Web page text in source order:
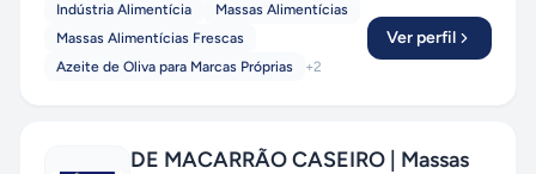
Indústria Alimentícia
Massas Alimentícias
Massas Alimentícias Frescas
Azeite de Oliva para Marcas Próprias
+2
Ver perfil
DE MACARRÃO CASEIRO | Massas